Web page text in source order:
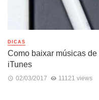
DICAS
Como baixar músicas
iTunes
02/03/2017 11121 views